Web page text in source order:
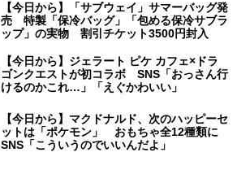
【今日から】「サブウェイ」サマーバッグ発
売 特製「保冷バッグ」「包める保冷サブラ
ップ」の実物 割引チケット3500円封入
【今日から】ジェラート ピケ カフェ×ドラ
ゴンクエストが初コラボ SNS「おっさん行
けるのかこれ…」「えぐかわいい」
【今日から】マクドナルド、次のハッピーセ
ットは「ポケモン」 おもちゃ全12種類に
SNS「こういうのでいいんだよ」